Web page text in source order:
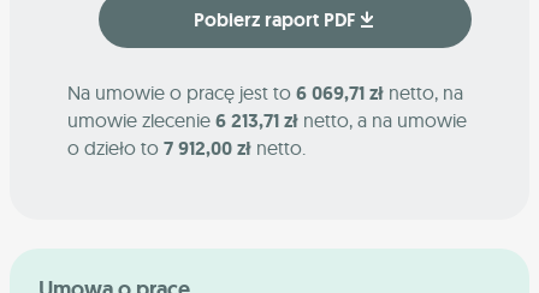
Pobierz raport PDF
Na umowie o pracę jest to 6 069,71 zł netto, na
umowie zlecenie 6 213,71 zł netto, a na umowie
o dzieło to 7 912,00 zł netto.